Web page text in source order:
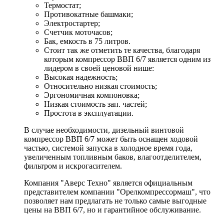
Термостат;
Противокатные башмаки;
Электростартер;
Счетчик моточасов;
Бак, емкость в 75 литров.
Стоит так же отметить те качества, благодаря
которым компрессор ВВП 6/7 является одним из
лидером в своей ценовой нише:
Высокая надежность;
Относительно низкая стоимость;
Эргономичная компоновка;
Низкая стоимость зап. частей;
Простота в эксплуатации.
В случае необходимости, дизельный винтовой
компрессор ВВП 6/7 может быть оснащен ходовой
частью, системой запуска в холодное время года,
увеличенным топливным баков, влагоотделителем,
фильтром и искрогасителем.
Компания "Аверс Техно" является официальным
представителем компании "Орелкомпрессормаш", что
позволяет нам предлагать не только самые выгодные
цены на ВВП 6/7, но и гарантийное обслуживание.